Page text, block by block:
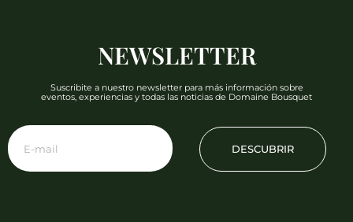
NEWSLETTER
Suscribite a nuestro newsletter para más información sobre
eventos, experiencias y todas las noticias de Domaine Bousquet
DESCUBRIR